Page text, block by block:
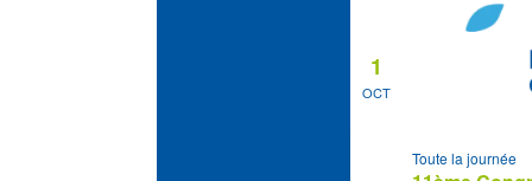
OCT
1
Toute la journée